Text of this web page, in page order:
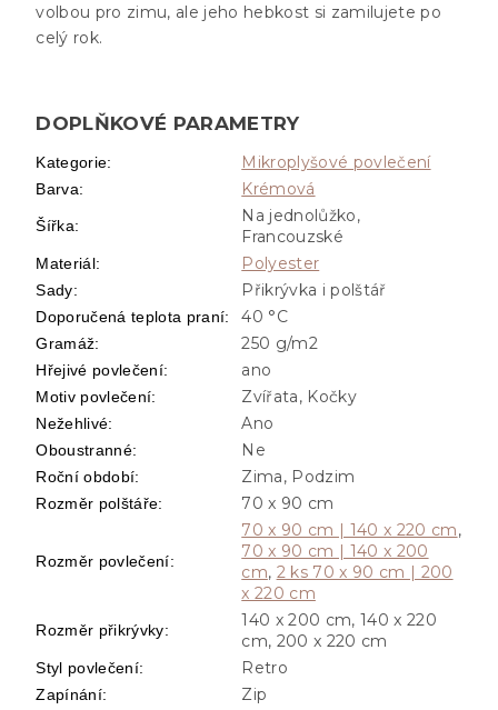
volbou pro zimu, ale jeho hebkost si zamilujete po
celý rok.
DOPLŇKOVÉ PARAMETRY
Kategorie: Mikroplyšové povlečení
Barva: Krémová
Šířka:
Na jednolůžko,
Francouzské
Materiál: Polyester
Sady: Přikrývka i polštář
Doporučená teplota praní: 40 °C
Gramáž: 250 g/m2
Hřejivé povlečení: ano
Motiv povlečení: Zvířata, Kočky
Nežehlivé: Ano
Oboustranné: Ne
Roční období: Zima, Podzim
Rozměr polštáře: 70 x 90 cm
Rozměr povlečení:
70 x 90 cm | 140 x 220 cm,
70 x 90 cm | 140 x 200
cm, 2 ks 70 x 90 cm | 200
x 220 cm
Rozměr přikrývky:
140 x 200 cm, 140 x 220
cm, 200 x 220 cm
Styl povlečení: Retro
Zapínání: Zip